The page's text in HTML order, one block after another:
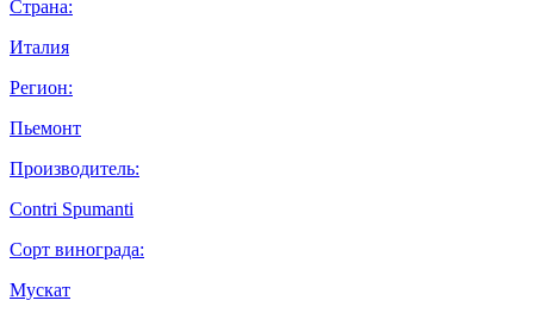
Страна:
Италия
Регион:
Пьемонт
Производитель:
Contri Spumanti
Сорт винограда:
Мускат